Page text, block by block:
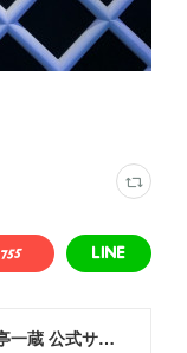
まくれ！！一蔵 －春風亭一蔵 公式サイト－